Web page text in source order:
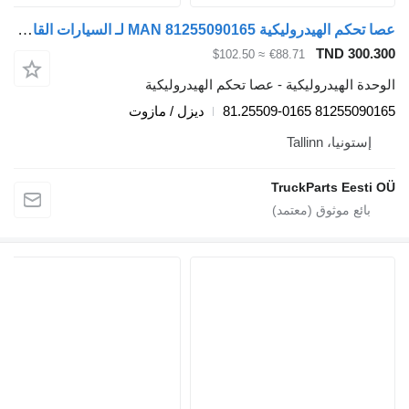
عصا تحكم الهيدروليكية MAN 81255090165 لـ السيارات القاطرة MAN TGL, TGM, TGS, TGX (2005-2021)
TND
€88.71
≈ $102.50
الهيدروليكية - عصا تحكم الهيدروليكية
81255090165
ديزل / مازوت
إستونيا، Tallinn
TruckParts Eesti